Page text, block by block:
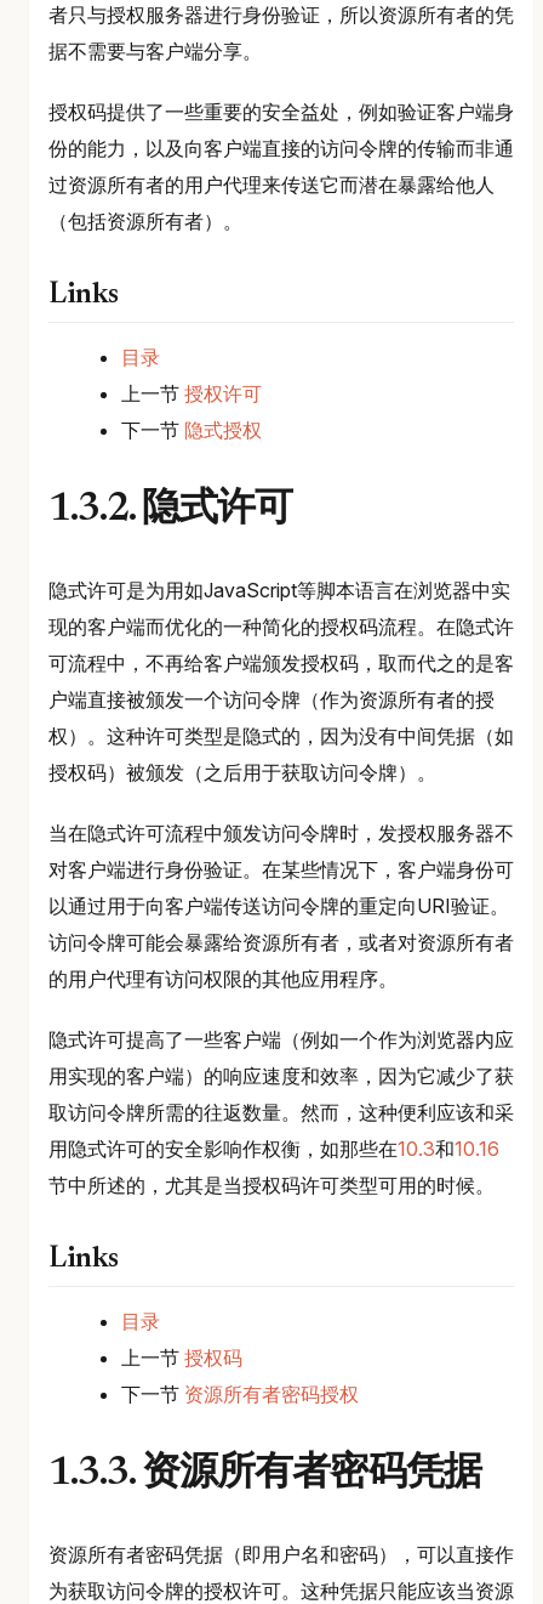
者只与授权服务器进行身份验证，所以资源所有者的凭
据不需要与客户端分享。
授权码提供了一些重要的安全益处，例如验证客户端身
份的能力，以及向客户端直接的访问令牌的传输而非通
过资源所有者的用户代理来传送它而潜在暴露给他人
（包括资源所有者）。
Links
目录
上一节 授权许可
下一节 隐式授权
1.3.2. 隐式许可
隐式许可是为用如JavaScript等脚本语言在浏览器中实
现的客户端而优化的一种简化的授权码流程。在隐式许
可流程中，不再给客户端颁发授权码，取而代之的是客
户端直接被颁发一个访问令牌（作为资源所有者的授
权）。这种许可类型是隐式的，因为没有中间凭据（如
授权码）被颁发（之后用于获取访问令牌）。
当在隐式许可流程中颁发访问令牌时，发授权服务器不
对客户端进行身份验证。在某些情况下，客户端身份可
以通过用于向客户端传送访问令牌的重定向URI验证。
访问令牌可能会暴露给资源所有者，或者对资源所有者
的用户代理有访问权限的其他应用程序。
隐式许可提高了一些客户端（例如一个作为浏览器内应
用实现的客户端）的响应速度和效率，因为它减少了获
取访问令牌所需的往返数量。然而，这种便利应该和采
用隐式许可的安全影响作权衡，如那些在10.3和10.16
节中所述的，尤其是当授权码许可类型可用的时候。
Links
目录
上一节 授权码
下一节 资源所有者密码授权
1.3.3. 资源所有者密码凭据
资源所有者密码凭据（即用户名和密码），可以直接作
为获取访问令牌的授权许可。这种凭据只能应该当资源